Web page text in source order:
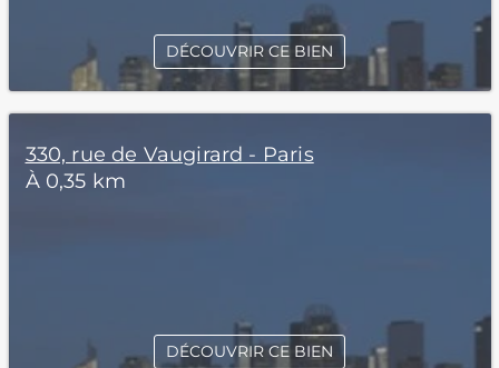
DÉCOUVRIR CE BIEN
330, rue de Vaugirard - Paris
À 0,35 km
DÉCOUVRIR CE BIEN